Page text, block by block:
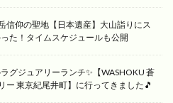
信仰の聖地【日本遺産】大山詣りにス
た！タイムスケジュールも公開
グジュアリーランチ✨【WASHOKU 蒼
ー 東京紀尾井町】に行ってきました🎵